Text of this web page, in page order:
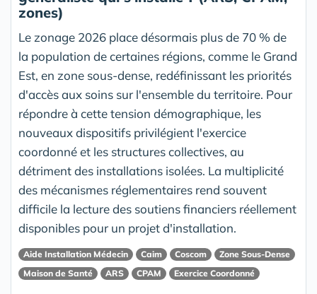
zones)
Le zonage 2026 place désormais plus de 70 % de
la population de certaines régions, comme le Grand
Est, en zone sous-dense, redéfinissant les priorités
d'accès aux soins sur l'ensemble du territoire. Pour
répondre à cette tension démographique, les
nouveaux dispositifs privilégient l'exercice
coordonné et les structures collectives, au
détriment des installations isolées. La multiplicité
des mécanismes réglementaires rend souvent
difficile la lecture des soutiens financiers réellement
disponibles pour un projet d'installation.
Aide Installation Médecin Caim Coscom
Zone Sous-Dense
Maison de Santé
ARS CPAM Exercice Coordonné